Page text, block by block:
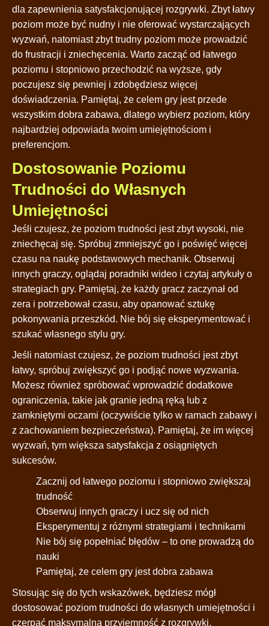
dla zapewnienia satysfakcjonującej rozgrywki. Zbyt łatwy
poziom może być nudny i nie oferować wystarczających
wyzwań, natomiast zbyt trudny poziom może prowadzić
do frustracji i zniechęcenia. Warto zacząć od łatwego
poziomu i stopniowo przechodzić na wyższe, gdy
poczujesz się pewniej i zdobędziesz więcej
doświadczenia. Pamiętaj, że celem gry jest przede
wszystkim dobra zabawa, dlatego wybierz poziom, który
najbardziej odpowiada twoim umiejętnościom i
preferencjom.
Dostosowanie Poziomu
Trudności do Własnych
Umiejętności
Jeśli czujesz, że poziom trudności jest zbyt wysoki, nie
zniechęcaj się. Spróbuj zmniejszyć go i poświęć więcej
czasu na naukę podstawowych mechanik. Obserwuj
innych graczy, oglądaj poradniki wideo i czytaj artykuły o
strategiach gry. Pamiętaj, że każdy gracz zaczynał od
zera i potrzebował czasu, aby opanować sztukę
pokonywania przeszkód. Nie bój się eksperymentować i
szukać własnego stylu gry.
Jeśli natomiast czujesz, że poziom trudności jest zbyt
łatwy, spróbuj zwiększyć go i podjąć nowe wyzwania.
Możesz również spróbować wprowadzić dodatkowe
ograniczenia, takie jak granie jedną ręką lub z
zamkniętymi oczami (oczywiście tylko w ramach zabawy i
z zachowaniem bezpieczeństwa). Pamiętaj, że im więcej
wyzwań, tym większa satysfakcja z osiągniętych
sukcesów.
Zacznij od łatwego poziomu i stopniowo zwiększaj
trudność
Obserwuj innych graczy i ucz się od nich
Eksperymentuj z różnymi strategiami i technikami
Nie bój się popełniać błędów – to one prowadzą do
nauki
Pamiętaj, że celem gry jest dobra zabawa
Stosując się do tych wskazówek, będziesz mógł
dostosować poziom trudności do własnych umiejętności i
czerpać maksymalną przyjemność z rozgrywki.